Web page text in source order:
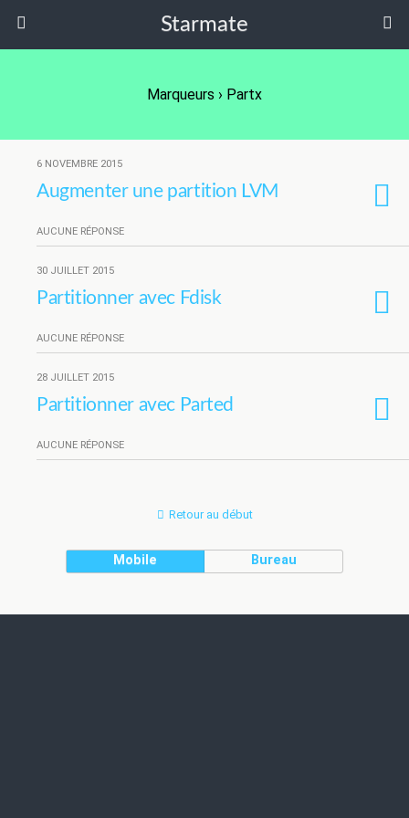
Starmate
Marqueurs › Partx
6 NOVEMBRE 2015
Augmenter une partition LVM
AUCUNE RÉPONSE
30 JUILLET 2015
Partitionner avec Fdisk
AUCUNE RÉPONSE
28 JUILLET 2015
Partitionner avec Parted
AUCUNE RÉPONSE
Retour au début
Mobile Bureau